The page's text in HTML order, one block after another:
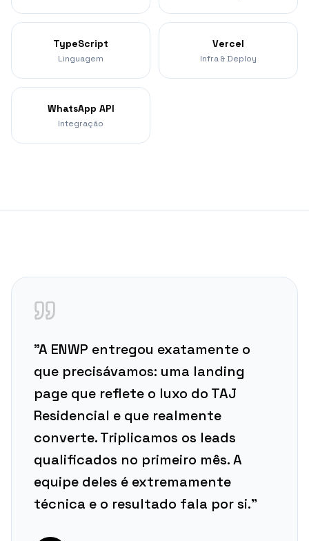
TypeScript
Linguagem
Vercel
Infra & Deploy
WhatsApp API
Integração
"A ENWP entregou exatamente o
que precisávamos: uma landing
page que reflete o luxo do TAJ
Residencial e que realmente
converte. Triplicamos os leads
qualificados no primeiro mês. A
equipe deles é extremamente
técnica e o resultado fala por si."